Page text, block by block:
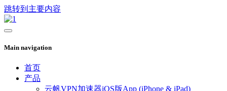
跳转到主要内容
Main navigation
首页
产品
云帆VPN加速器iOS版App (iPhone & iPad)